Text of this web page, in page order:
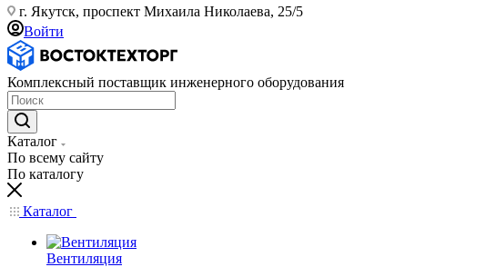
г. Якутск, проспект Михаила Николаева, 25/5
Войти
Комплексный поставщик инженерного оборудования
Каталог
По всему сайту
По каталогу
Каталог
Вентиляция